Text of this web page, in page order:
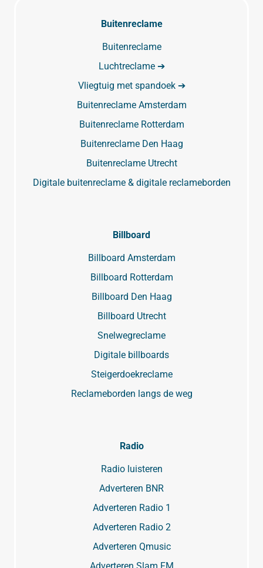
Buitenreclame
Buitenreclame
Luchtreclame ➔
Vliegtuig met spandoek ➔
Buitenreclame Amsterdam
Buitenreclame Rotterdam
Buitenreclame Den Haag
Buitenreclame Utrecht
Digitale buitenreclame & digitale reclameborden
Billboard
Billboard Amsterdam
Billboard Rotterdam
Billboard Den Haag
Billboard Utrecht
Snelwegreclame
Digitale billboards
Steigerdoekreclame
Reclameborden langs de weg
Radio
Radio luisteren
Adverteren BNR
Adverteren Radio 1
Adverteren Radio 2
Adverteren Qmusic